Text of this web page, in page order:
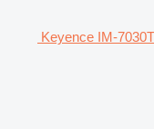
Keyence IM-